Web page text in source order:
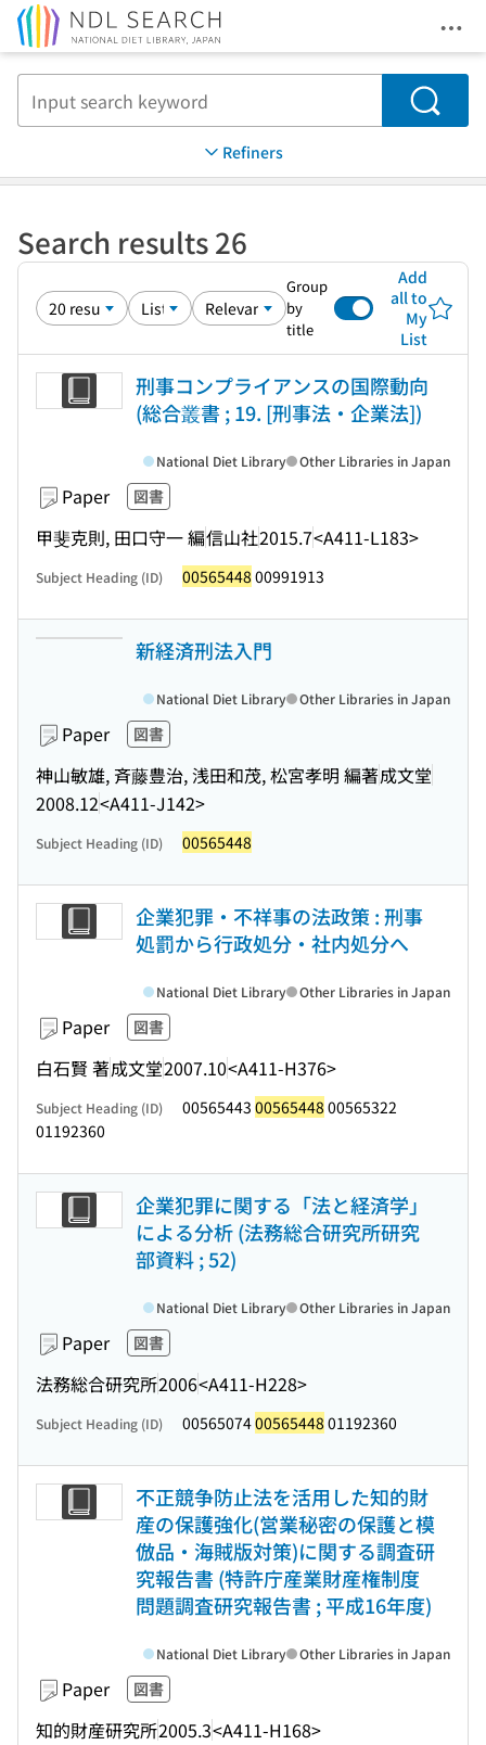
Search
Refiners
Search results 26
Group
by
title
Add
all to
My
List
刑事コンプライアンスの国際動向
(総合叢書 ; 19. [刑事法・企業法])
Paper 図書
甲斐克則, 田口守一 編信山社2015.7<A411-L183>
National Diet Library Other Libraries in Japan
Subject Heading (ID) 00565448 00991913
新経済刑法入門
Paper 図書
神山敏雄, 斉藤豊治, 浅田和茂, 松宮孝明 編著成文堂
2008.12<A411-J142>
National Diet Library Other Libraries in Japan
Subject Heading (ID) 00565448
企業犯罪・不祥事の法政策 : 刑事
処罰から行政処分・社内処分へ
Paper 図書
白石賢 著成文堂2007.10<A411-H376>
National Diet Library Other Libraries in Japan
Subject Heading (ID) 00565443 00565448 00565322
01192360
企業犯罪に関する「法と経済学」
による分析 (法務総合研究所研究
部資料 ; 52)
Paper 図書
法務総合研究所2006<A411-H228>
National Diet Library Other Libraries in Japan
Subject Heading (ID) 0056507400565448 01192360
不正競争防止法を活用した知的財
産の保護強化(営業秘密の保護と模
倣品・海賊版対策)に関する調査研
究報告書 (特許庁産業財産権制度
問題調査研究報告書 ; 平成16年度)
Paper 図書
知的財産研究所2005.3<A411-H168>
National Diet Library Other Libraries in Japan